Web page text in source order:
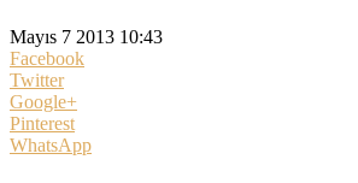
Mayıs 7 2013 10:43
Facebook
Twitter
Google+
Pinterest
WhatsApp